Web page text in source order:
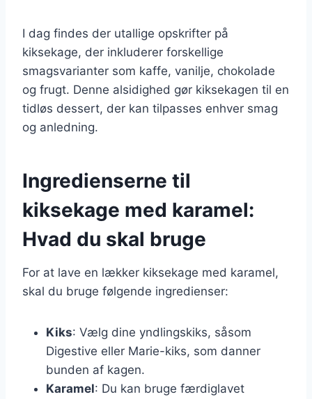
I dag findes der utallige opskrifter på
kiksekage, der inkluderer forskellige
smagsvarianter som kaffe, vanilje, chokolade
og frugt. Denne alsidighed gør kiksekagen til en
tidløs dessert, der kan tilpasses enhver smag
og anledning.
Ingredienserne til
kiksekage med karamel:
Hvad du skal bruge
For at lave en lækker kiksekage med karamel,
skal du bruge følgende ingredienser:
Kiks: Vælg dine yndlingskiks, såsom
Digestive eller Marie-kiks, som danner
bunden af kagen.
Karamel: Du kan bruge færdiglavet